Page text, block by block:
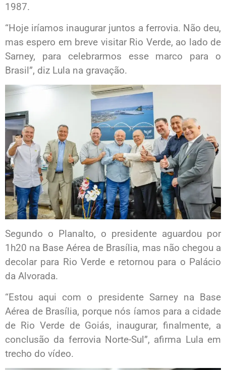
1987.
“Hoje iríamos inaugurar juntos a ferrovia. Não deu,
mas espero em breve visitar Rio Verde, ao lado de
Sarney, para celebrarmos esse marco para o
Brasil”, diz Lula na gravação.
Segundo o Planalto, o presidente aguardou por
1h20 na Base Aérea de Brasília, mas não chegou a
decolar para Rio Verde e retornou para o Palácio
da Alvorada.
“Estou aqui com o presidente Sarney na Base
Aérea de Brasília, porque nós íamos para a cidade
de Rio Verde de Goiás, inaugurar, finalmente, a
conclusão da ferrovia Norte-Sul”, afirma Lula em
trecho do vídeo.